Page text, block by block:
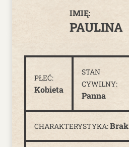
IMIĘ:
PAULINA
PŁEĆ:
Kobieta
STAN
CYWILNY:
Panna
CHARAKTERYSTYKA:Brak